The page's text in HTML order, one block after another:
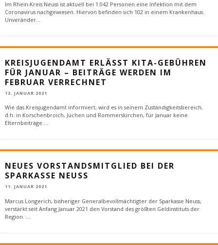
Im Rhein-Kreis Neuss ist aktuell bei 1 042 Personen eine Infektion mit dem
Coronavirus nachgewiesen. Hiervon befinden sich 102 in einem Krankenhaus.
Unveränder...
KREISJUGENDAMT ERLÄSST KITA-GEBÜHREN
FÜR JANUAR – BEITRÄGE WERDEN IM
FEBRUAR VERRECHNET
12. JANUAR 2021
Wie das Kreisjugendamt informiert, wird es in seinem Zuständigkeitsbereich,
d.h. in Korschenbroich, Jüchen und Rommerskirchen, für Januar keine
Elternbeiträge ...
NEUES VORSTANDSMITGLIED BEI DER
SPARKASSE NEUSS
11. JANUAR 2021
Marcus Longerich, bisheriger Generalbevollmächtigter der Sparkasse Neuss,
verstärkt seit Anfang Januar 2021 den Vorstand des größten Geldinstituts der
Region.